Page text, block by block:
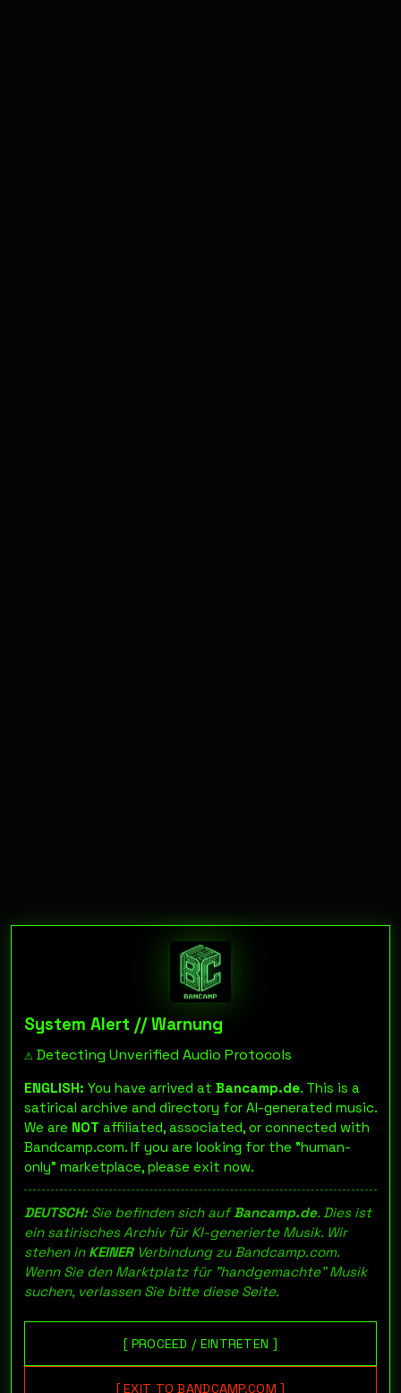
System Alert // Warnung
⚠️ Detecting Unverified Audio Protocols
ENGLISH: You have arrived at Bancamp.de. This is a
satirical archive and directory for AI-generated music.
We are NOT affiliated, associated, or connected with
Bandcamp.com. If you are looking for the "human-
only" marketplace, please exit now.
DEUTSCH:Sie befinden sich aufBancamp.de. Dies ist
ein satirisches Archiv für KI-generierte Musik. Wir
stehen in KEINERVerbindung zu Bandcamp.com.
Wenn Sie den Marktplatz für "handgemachte" Musik
suchen, verlassen Sie bitte diese Seite.
[ PROCEED / EINTRETEN ]
[ EXIT TO BANDCAMP.COM ]